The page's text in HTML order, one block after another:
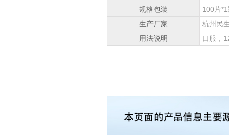
规格包装
100片
生产厂家
杭州民
用法说明
口服，